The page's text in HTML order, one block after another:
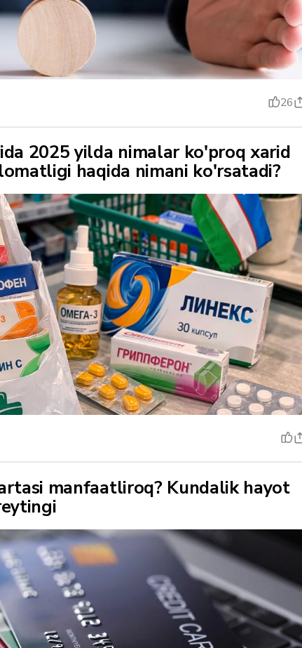
26
2025 yilda nimalar ko'proq xarid
haqida nimani ko'rsatadi?
manfaatliroq? Kundalik hayot